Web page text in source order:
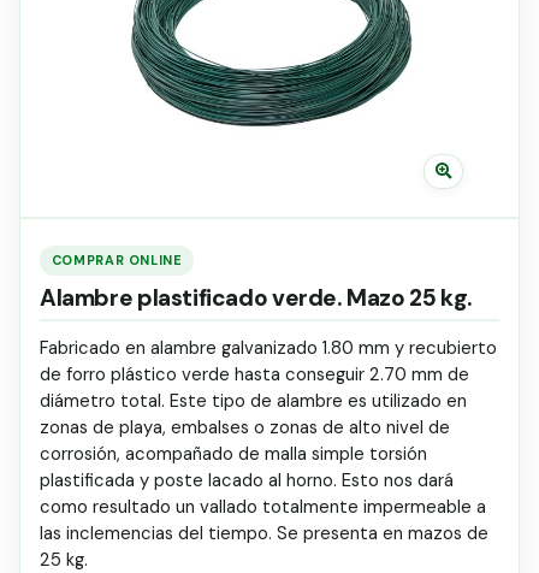
Grapas a-18
Tensor galvanizado
COMPRAR ONLINE
Alambre plastificado verde. Mazo 25 kg.
Fabricado en alambre galvanizado 1.80 mm y recubierto
de forro plástico verde hasta conseguir 2.70 mm de
diámetro total. Este tipo de alambre es utilizado en
zonas de playa, embalses o zonas de alto nivel de
corrosión, acompañado de malla simple torsión
plastificada y poste lacado al horno. Esto nos dará
como resultado un vallado totalmente impermeable a
las inclemencias del tiempo. Se presenta en mazos de
25 kg.